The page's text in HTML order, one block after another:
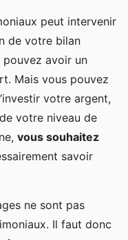
peut intervenir
de votre bilan
avoir un
Mais vous pouvez
votre argent,
votre niveau de
vous souhaitez
savoir
ne sont pas
Il faut donc